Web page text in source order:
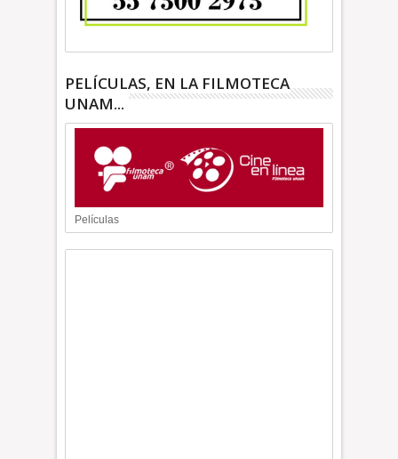
PELÍCULAS, EN LA FILMOTECA
UNAM...
Películas